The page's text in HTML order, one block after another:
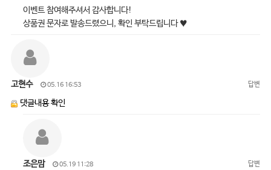
이벤트 참여해주셔서 감사합니다!
상품권 문자로 발송드렸으니, 확인 부탁드립니다 ♥
고현수 05.16 16:53 답변
댓글내용 확인
조은맘 05.19 11:28 답변